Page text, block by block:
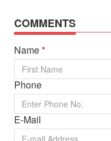
COMMENTS
Name*
Phone
E-Mail